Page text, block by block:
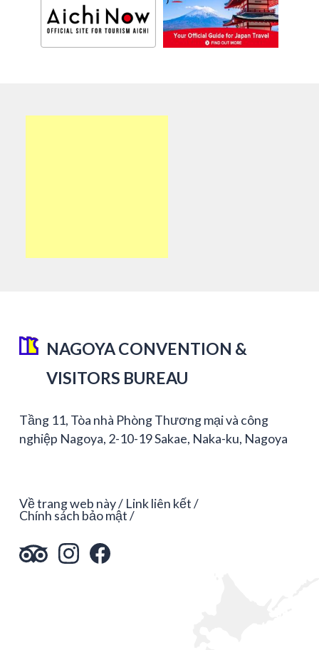
NAGOYA CONVENTION &
VISITORS BUREAU
Tầng 11, Tòa nhà Phòng Thương mại và công
nghiệp Nagoya, 2-10-19 Sakae, Naka-ku, Nagoya
Về trang web này Link liên kết
Chính sách bảo mật